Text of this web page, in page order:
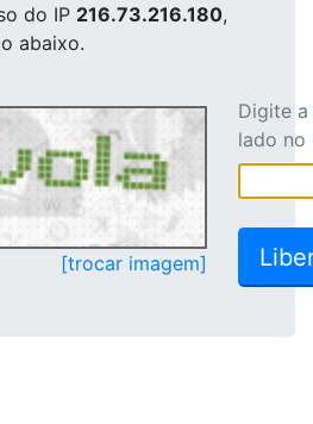
do IP 216.73.216.180,
abaixo.
[trocar imagem]
Digite
lado no